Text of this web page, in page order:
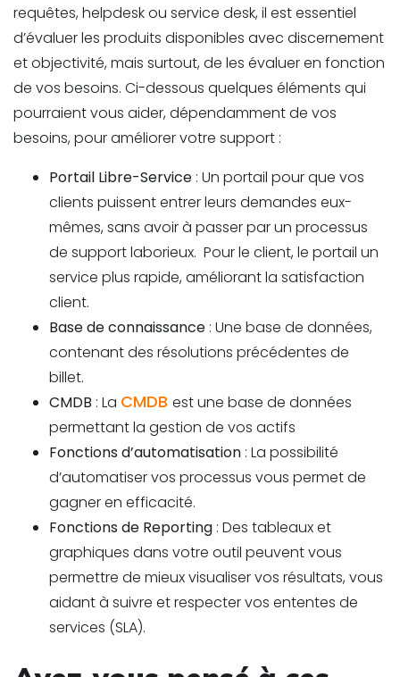
requêtes, helpdesk ou service desk, il est essentiel
d’évaluer les produits disponibles avec discernement
et objectivité, mais surtout, de les évaluer en fonction
de vos besoins. Ci-dessous quelques éléments qui
pourraient vous aider, dépendamment de vos
besoins, pour améliorer votre support :
Portail Libre-Service : Un portail pour que vos
clients puissent entrer leurs demandes eux-
mêmes, sans avoir à passer par un processus
de support laborieux. Pour le client, le portail un
service plus rapide, améliorant la satisfaction
client.
Base de connaissance : Une base de données,
contenant des résolutions précédentes de
billet.
CMDB : La CMDB est une base de données
permettant la gestion de vos actifs
Fonctions d’automatisation : La possibilité
d’automatiser vos processus vous permet de
gagner en efficacité.
Fonctions de Reporting : Des tableaux et
graphiques dans votre outil peuvent vous
permettre de mieux visualiser vos résultats, vous
aidant à suivre et respecter vos ententes de
services (SLA).